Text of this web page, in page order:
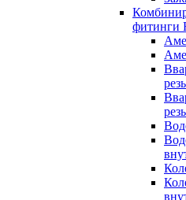
фитинги